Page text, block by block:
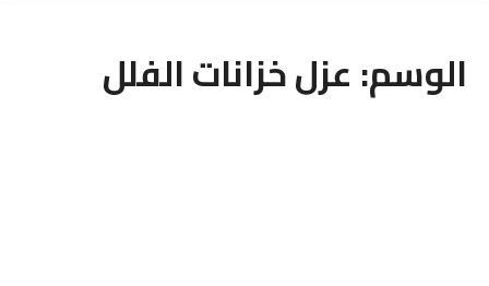
الوسم:عزل خزانات الفلل